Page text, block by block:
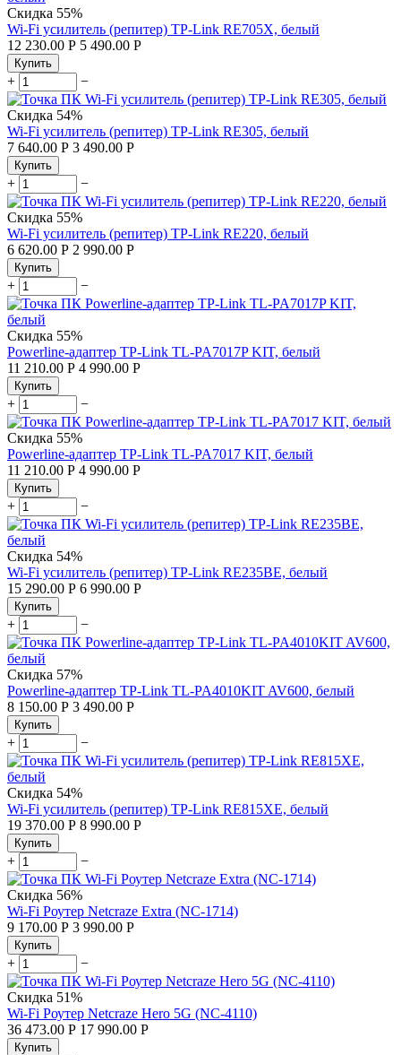
Скидка 55%
Wi-Fi усилитель (репитер) TP-Link RE705X, белый
12 230.00 Р 5 490.00 Р
Купить
+ −
Скидка 54%
Wi-Fi усилитель (репитер) TP-Link RE305, белый
7 640.00 Р 3 490.00 Р
Купить
+ −
Скидка 55%
Wi-Fi усилитель (репитер) TP-Link RE220, белый
6 620.00 Р 2 990.00 Р
Купить
+ −
Скидка 55%
Powerline-адаптер TP-Link TL-PA7017P KIT, белый
11 210.00 Р 4 990.00 Р
Купить
+ −
Скидка 55%
Powerline-адаптер TP-Link TL-PA7017 KIT, белый
11 210.00 Р 4 990.00 Р
Купить
+ −
Скидка 54%
Wi-Fi усилитель (репитер) TP-Link RE235BE, белый
15 290.00 Р 6 990.00 Р
Купить
+ −
Скидка 57%
Powerline-адаптер TP-Link TL-PA4010KIT AV600, белый
8 150.00 Р 3 490.00 Р
Купить
+ −
Скидка 54%
Wi-Fi усилитель (репитер) TP-Link RE815XE, белый
19 370.00 Р 8 990.00 Р
Купить
+ −
Скидка 56%
Wi-Fi Роутер Netcraze Extra (NC-1714)
9 170.00 Р 3 990.00 Р
Купить
+ −
Скидка 51%
Wi-Fi Роутер Netcraze Hero 5G (NC-4110)
36 473.00 Р 17 990.00 Р
Купить